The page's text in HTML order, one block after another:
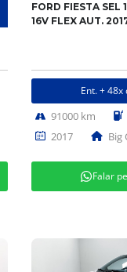
FORD FIESTA SEL
16V FLEX AUT.
Ent. + 48x
91000 km
2017
Big
Falar